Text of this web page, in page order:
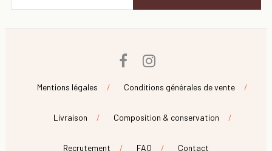
Facebook
Mentions légales Conditions générales de vente
Livraison Composition & conservation
Recrutement FAQ Contact